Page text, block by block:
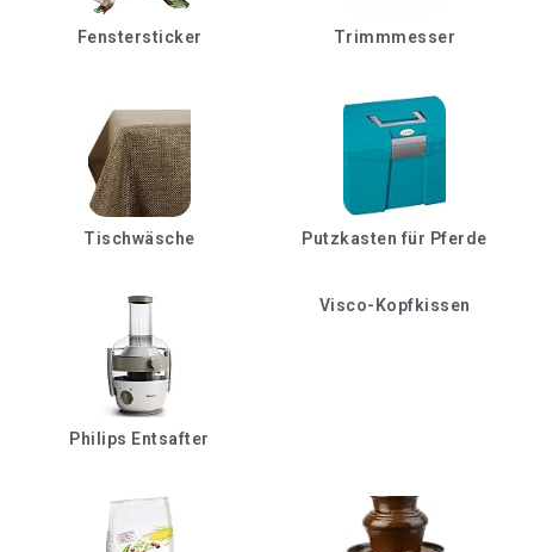
Fenstersticker Trimmmesser
Tischwäsche Putzkasten für Pferde
Philips Entsafter
Visco-Kopfkissen